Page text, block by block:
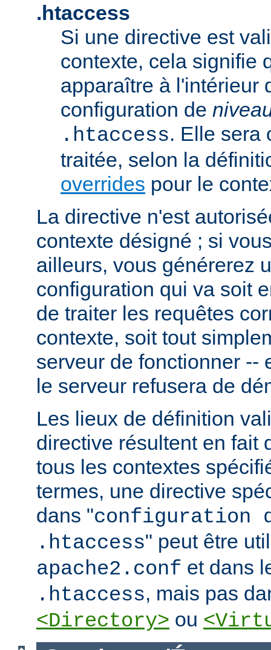
.htaccess
Si une directive est
contexte, cela signifie
apparaître à l'intérieur
configuration de
.htaccess. Elle sera
traitée, selon la
overrides pour le
La directive n'est
contexte désigné ; si
ailleurs, vous générerez
configuration qui va soit
de traiter les requêtes
contexte, soit tout
serveur de fonctionner --
le serveur refusera de
Les lieux de définition
directive résultent en fait
tous les contextes
termes, une directive
dans "configuration
.htaccess" peut être
apache2.conf et dans
.htaccess, mais pas
<Directory> ou